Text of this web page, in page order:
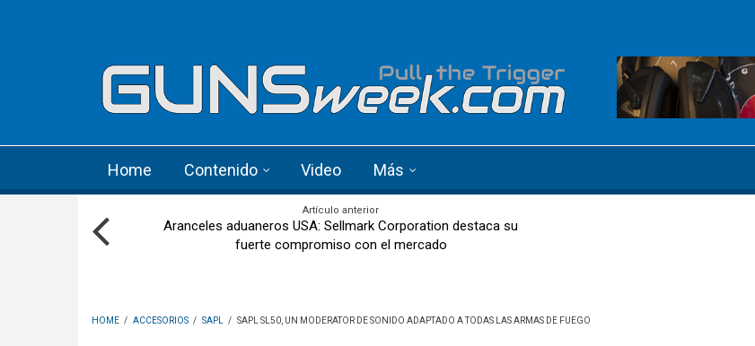
Home Contenido Video Más
Artículo anterior
Aranceles aduaneros USA: Sellmark Corporation destaca su
fuerte compromiso con el mercado
HOME / ACCESORIOS / SAPL / SAPL SL50, UN MODERATOR DE SONIDO ADAPTADO A TODAS LAS ARMAS DE FUEGO